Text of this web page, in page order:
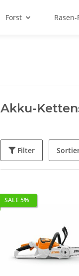
Forst
Akku-
Filter
SALE 5%